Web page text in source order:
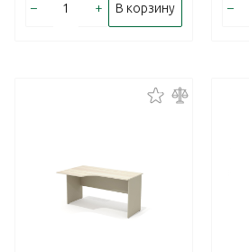
– + В корзину –